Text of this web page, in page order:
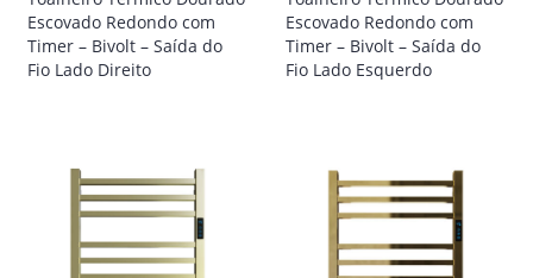
Escovado Redondo com
Timer – Bivolt – Saída do
Fio Lado Direito
Escovado Redondo com
Timer – Bivolt – Saída do
Fio Lado Esquerdo